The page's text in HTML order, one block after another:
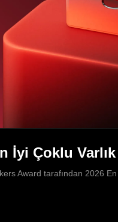
İyi Çoklu
Award tarafından 2026